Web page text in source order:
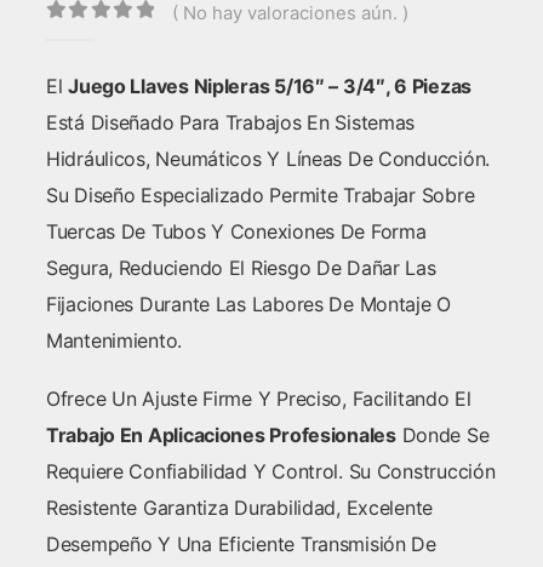
( No hay valoraciones aún. )
ElJuego Llaves Nipleras 5/16″ – 3/4″, 6 Piezas
Está Diseñado Para Trabajos En Sistemas
Hidráulicos, Neumáticos Y Líneas De Conducción.
Su Diseño Especializado Permite Trabajar Sobre
Tuercas De Tubos Y Conexiones De Forma
Segura, Reduciendo El Riesgo De Dañar Las
Fijaciones Durante Las Labores De Montaje O
Mantenimiento.
Ofrece Un Ajuste Firme Y Preciso, Facilitando El
Trabajo En Aplicaciones ProfesionalesDonde Se
Requiere Confiabilidad Y Control. Su Construcción
Resistente Garantiza Durabilidad, Excelente
Desempeño Y Una Eficiente Transmisión De